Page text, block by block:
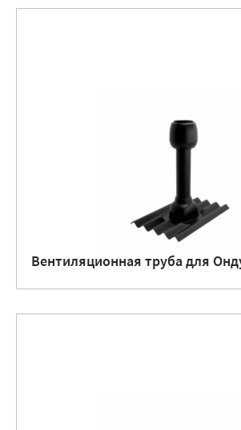
Вентиляционная труба для